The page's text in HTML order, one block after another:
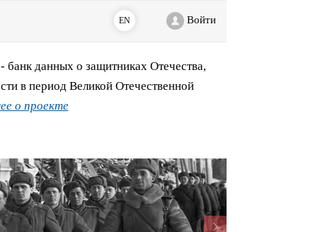
EN Войти
данных о защитниках Отечества,
в период Великой Отечественной
о проекте